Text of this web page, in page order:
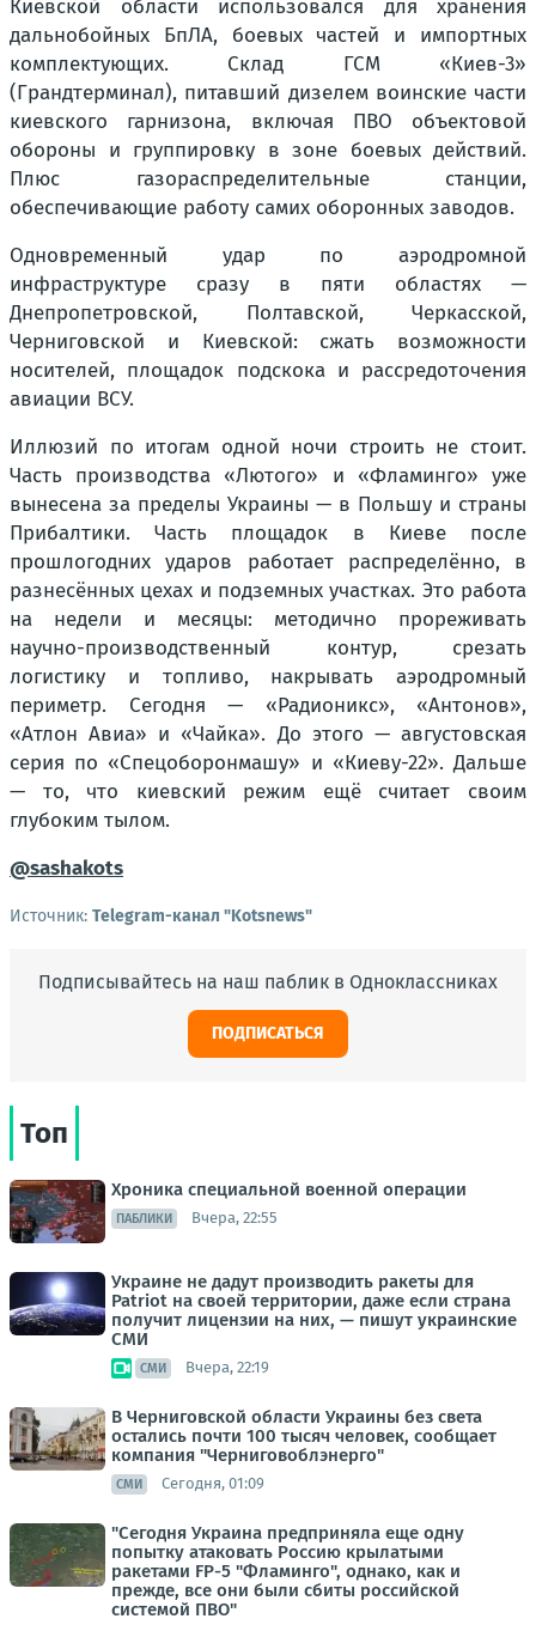
Киевской области использовался для хранения
дальнобойных БпЛА, боевых частей и импортных
комплектующих. Склад ГСМ «Киев-3»
(Грандтерминал), питавший дизелем воинские части
киевского гарнизона, включая ПВО объектовой
обороны и группировку в зоне боевых действий.
Плюс газораспределительные станции,
обеспечивающие работу самих оборонных заводов.
Одновременный удар по аэродромной
инфраструктуре сразу в пяти областях —
Днепропетровской, Полтавской, Черкасской,
Черниговской и Киевской: сжать возможности
носителей, площадок подскока и рассредоточения
авиации ВСУ.
Иллюзий по итогам одной ночи строить не стоит.
Часть производства «Лютого» и «Фламинго» уже
вынесена за пределы Украины — в Польшу и страны
Прибалтики. Часть площадок в Киеве после
прошлогодних ударов работает распределённо, в
разнесённых цехах и подземных участках. Это работа
на недели и месяцы: методично прореживать
научно-производственный контур, срезать
логистику и топливо, накрывать аэродромный
периметр. Сегодня — «Радионикс», «Антонов»,
«Атлон Авиа» и «Чайка». До этого — августовская
серия по «Спецоборонмашу» и «Киеву-22». Дальше
— то, что киевский режим ещё считает своим
глубоким тылом.
@sashakots
Источник: Telegram-канал "Kotsnews"
Подписывайтесь на наш паблик в Одноклассниках
ПОДПИСАТЬСЯ
Топ
Хроника специальной военной операции
ПАБЛИКИ Вчера, 22:55
Украине не дадут производить ракеты для
Patriot на своей территории, даже если страна
получит лицензии на них, — пишут украинские
СМИ
СМИ Вчера, 22:19
В Черниговской области Украины без света
остались почти 100 тысяч человек, сообщает
компания "Черниговоблэнерго"
СМИ Сегодня, 01:09
"Сегодня Украина предприняла еще одну
попытку атаковать Россию крылатыми
ракетами FP-5 "Фламинго", однако, как и
прежде, все они были сбиты российской
системой ПВО"